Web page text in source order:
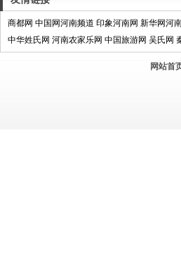
商都网 中国网河南频道 印象河南网 新华网河
中华姓氏网 河南农家乐网 中国旅游网 吴氏网
网站首